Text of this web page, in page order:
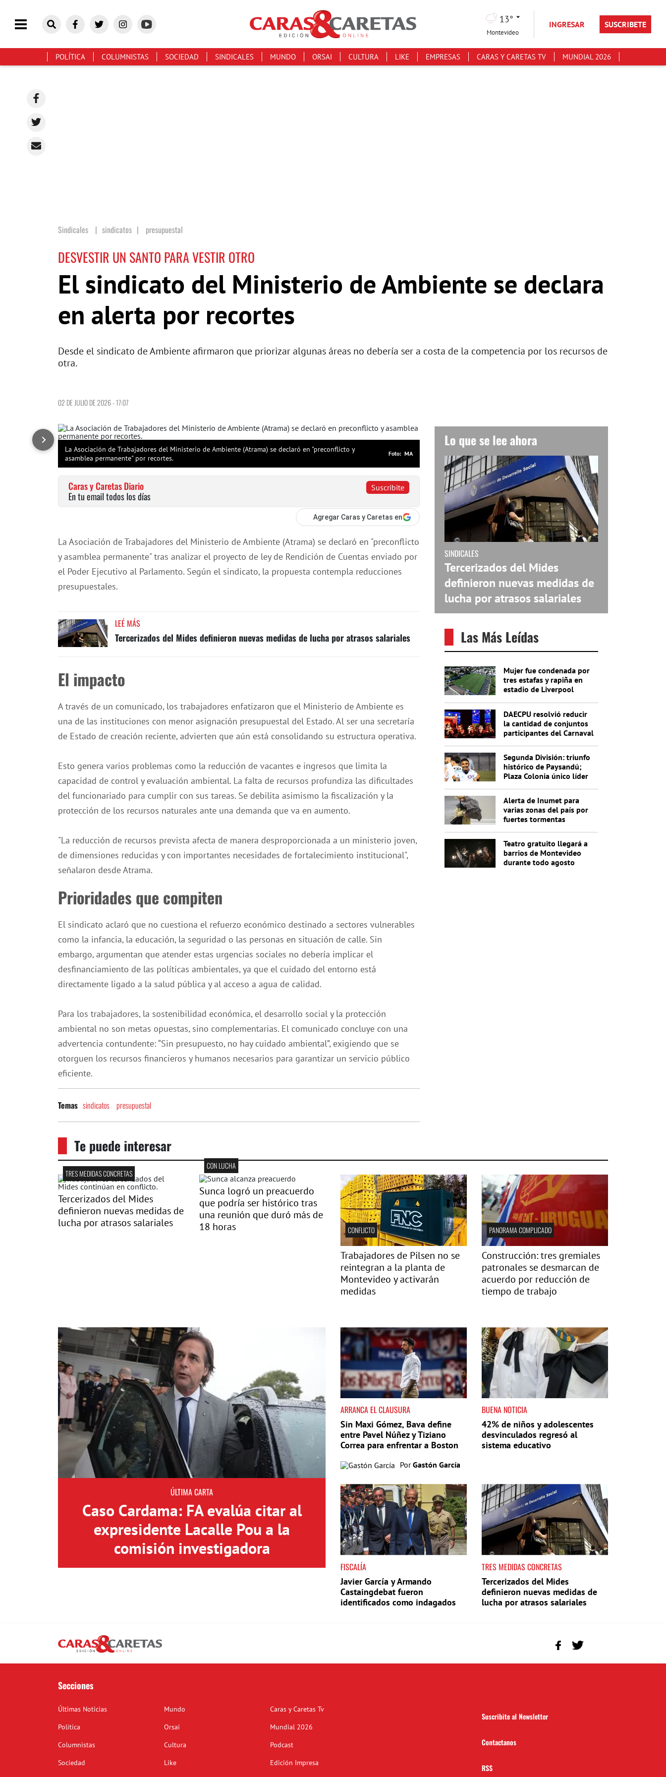
13°
Montevideo
INGRESAR SUSCRIBETE
POLÍTICA COLUMNISTAS SOCIEDAD SINDICALES MUNDO ORSAI CULTURA LIKE EMPRESAS CARAS Y CARETAS TV MUNDIAL 2026
Sindicales sindicatos | presupuestal
DESVESTIR UN SANTO PARA VESTIR OTRO
El sindicato del Ministerio de Ambiente se declara
en alerta por recortes
Desde el sindicato de Ambiente afirmaron que priorizar algunas áreas no debería ser a costa de la competencia por los recursos de
otra.
02 DE JULIO DE 2026 - 17:07
La Asociación de Trabajadores del Ministerio de Ambiente (Atrama) se declaró en "preconflicto y
asamblea permanente" por recortes.
MA
Suscribite
Caras y Caretas Diario
En tu email todos los días
Agregar Caras y Caretas en
La Asociación de Trabajadores del Ministerio de Ambiente (Atrama) se declaró en "preconflicto
y asamblea permanente" tras analizar el proyecto de ley de Rendición de Cuentas enviado por
el Poder Ejecutivo al Parlamento. Según el sindicato, la propuesta contempla reducciones
presupuestales.
LEÉ MÁS
Tercerizados del Mides definieron nuevas medidas de lucha por atrasos salariales
El impacto
A través de un comunicado, los trabajadores enfatizaron que el Ministerio de Ambiente es
una de las instituciones con menor asignación presupuestal del Estado. Al ser una secretaría
de Estado de creación reciente, advierten que aún está consolidando su estructura operativa.
Esto genera varios problemas como la reducción de vacantes e ingresos que limita la
capacidad de control y evaluación ambiental. La falta de recursos profundiza las dificultades
del funcionariado para cumplir con sus tareas. Se debilita asimismo la fiscalización y la
protección de los recursos naturales ante una demanda que va en aumento.
"La reducción de recursos prevista afecta de manera desproporcionada a un ministerio joven,
de dimensiones reducidas y con importantes necesidades de fortalecimiento institucional",
señalaron desde Atrama.
Prioridades que compiten
El sindicato aclaró que no cuestiona el refuerzo económico destinado a sectores vulnerables
como la infancia, la educación, la seguridad o las personas en situación de calle. Sin
embargo, argumentan que atender estas urgencias sociales no debería implicar el
desfinanciamiento de las políticas ambientales, ya que el cuidado del entorno está
directamente ligado a la salud pública y al acceso a agua de calidad.
Para los trabajadores, la sostenibilidad económica, el desarrollo social y la protección
ambiental no son metas opuestas, sino complementarias. El comunicado concluye con una
advertencia contundente: “Sin presupuesto, no hay cuidado ambiental”, exigiendo que se
otorguen los recursos financieros y humanos necesarios para garantizar un servicio público
eficiente.
Temas sindicatos presupuestal
Lo que se lee ahora
SINDICALES
Tercerizados del Mides
definieron nuevas medidas de
lucha por atrasos salariales
Las Más Leídas
Mujer fue condenada por
tres estafas y rapiña en
estadio de Liverpool
DAECPU resolvió reducir
la cantidad de conjuntos
participantes del Carnaval
Segunda División: triunfo
histórico de Paysandú;
Plaza Colonia único líder
Alerta de Inumet para
varias zonas del país por
fuertes tormentas
Teatro gratuito llegará a
barrios de Montevideo
durante todo agosto
Te puede interesar
TRES MEDIDAS CONCRETAS
Tercerizados del Mides
definieron nuevas medidas de
lucha por atrasos salariales
CON LUCHA
Sunca logró un preacuerdo
que podría ser histórico tras
una reunión que duró más de
18 horas
CONFLICTO
Trabajadores de Pilsen no se
reintegran a la planta de
Montevideo y activarán
medidas
PANORAMA COMPLICADO
Construcción: tres gremiales
patronales se desmarcan de
acuerdo por reducción de
tiempo de trabajo
ÚLTIMA CARTA
Caso Cardama: FA evalúa citar al
expresidente Lacalle Pou a la
comisión investigadora
ARRANCA EL CLAUSURA
Sin Maxi Gómez, Bava define
entre Pavel Núñez y Tiziano
Correa para enfrentar a Boston
PorGastón García
BUENA NOTICIA
42% de niños y adolescentes
desvinculados regresó al
sistema educativo
FISCALÍA
Javier García y Armando
Castaingdebat fueron
identificados como indagados
TRES MEDIDAS CONCRETAS
Tercerizados del Mides
definieron nuevas medidas de
lucha por atrasos salariales
Secciones
Últimas Noticias
Política
Columnistas
Sociedad
Mundo
Orsai
Cultura
Like
Caras y Caretas Tv
Mundial 2026
Podcast
Edición Impresa
Suscribite al Newsletter
Contactanos
RSS